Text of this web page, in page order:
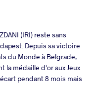
(IRI) reste sans
Depuis sa victoire
du Monde à Belgrade,
la médaille d'or aux Jeux
pendant 8 mois mais